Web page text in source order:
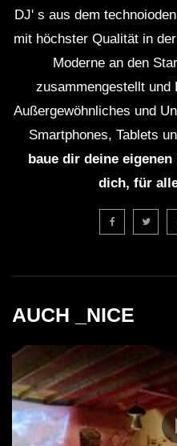
DJ' s aus dem
mit höchster Qualität in
Moderne an den
zusammengestellt und
Außergewöhnliches und
Smartphones, Tablets
baue dir deine
dich, für
AUCH _NICE